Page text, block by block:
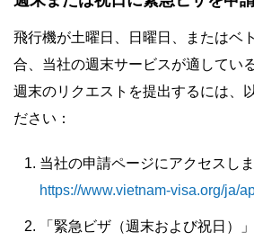
飛行機が土曜日、日曜日、またはベ
合、当社の週末サービスが適してい
週末のリクエストを提出するには、
ださい：
当社の申請ページにアクセスしま
https://www.vietnam-visa.org/ja/
「緊急ビザ（週末および祝日）